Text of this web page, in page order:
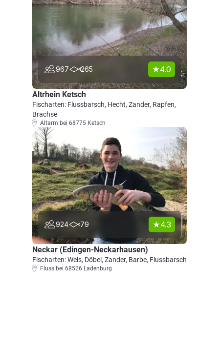
967 265 4.0
Altrhein Ketsch
Fischarten: Flussbarsch, Hecht, Zander, Rapfen,
Brachse
Altarm bei 68775 Ketsch
924 79 4.3
Neckar (Edingen-Neckarhausen)
Fischarten: Wels, Döbel, Zander, Barbe, Flussbarsch
Fluss bei 68526 Ladenburg